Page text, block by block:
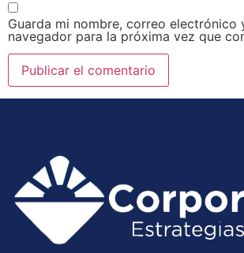
Guarda mi nombre, correo electrónico
navegador para la próxima vez que